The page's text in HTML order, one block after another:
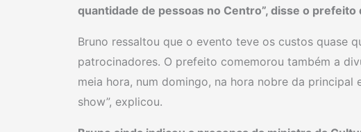
quantidade de pessoas no Centro”, disse o
Bruno ressaltou que o evento teve os custos quase
patrocinadores. O prefeito comemorou também a
meia hora, num domingo, na hora nobre da principal
show”, explicou.